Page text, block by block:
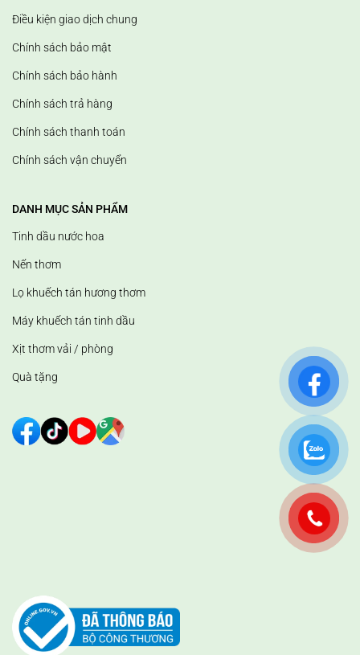
Điều kiện giao dịch chung
Chính sách bảo mật
Chính sách bảo hành
Chính sách trả hàng
Chính sách thanh toán
Chính sách vận chuyển
DANH MỤC SẢN PHẨM
Tinh dầu nước hoa
Nến thơm
Lọ khuếch tán hương thơm
Máy khuếch tán tinh dầu
Xịt thơm vải / phòng
Quà tặng